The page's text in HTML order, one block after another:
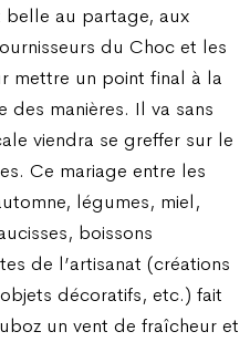
belle au partage, aux
du Choc et les
mettre un point final à la
manières. Il va sans
viendra se greffer sur le
Ce mariage entre les
légumes, miel,
boissons
de l’artisanat (créations
décoratifs, etc.) fait
un vent de fraîcheur et